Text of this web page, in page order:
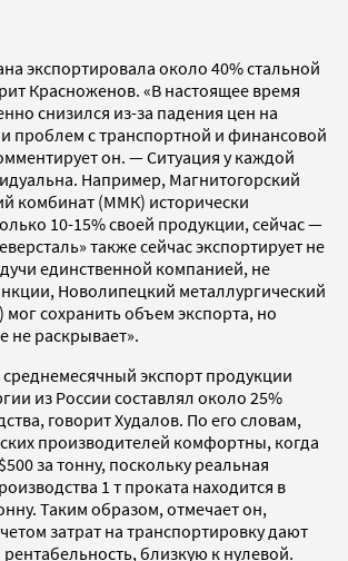
экспортировала около 40% стальной
Красноженов. «В настоящее время
снизился из-за падения цен на
проблем с транспортной и финансовой
он. — Ситуация у каждой
Например, Магнитогорский
комбинат (ММК) исторически
10-15% своей продукции, сейчас —
также сейчас экспортирует не
единственной компанией, не
Новолипецкий металлургический
сохранить объем экспорта, но
не раскрывает».
экспорт продукции
из России составлял около 25%
говорит Худалов. По его словам,
производителей комфортны, когда
за тонну, поскольку реальная
1 т проката находится в
Таким образом, отмечает он,
затрат на транспортировку дают
близкую к нулевой.